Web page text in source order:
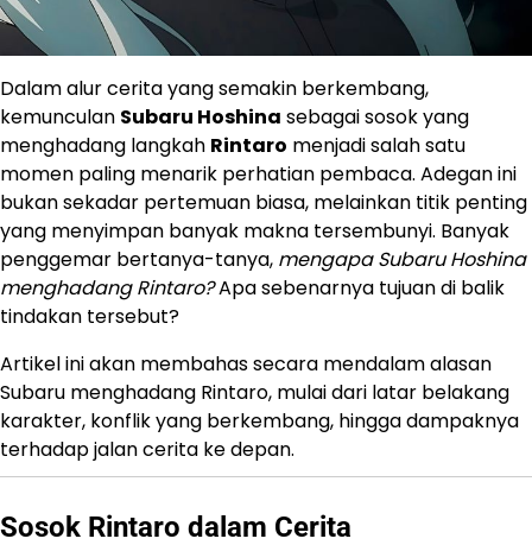
Dalam alur cerita yang semakin berkembang,
kemunculan Subaru Hoshina sebagai sosok yang
menghadang langkah Rintaro menjadi salah satu
momen paling menarik perhatian pembaca. Adegan ini
bukan sekadar pertemuan biasa, melainkan titik penting
yang menyimpan banyak makna tersembunyi. Banyak
penggemar bertanya-tanya, mengapa Subaru Hoshina
menghadang Rintaro?Apa sebenarnya tujuan di balik
tindakan tersebut?
Artikel ini akan membahas secara mendalam alasan
Subaru menghadang Rintaro, mulai dari latar belakang
karakter, konflik yang berkembang, hingga dampaknya
terhadap jalan cerita ke depan.
Sosok Rintaro dalam Cerita